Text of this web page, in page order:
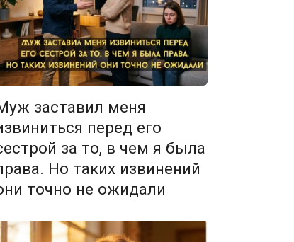
заставил меня
перед его
за то, в чем я была
Но таких извинений
точно не ожидали